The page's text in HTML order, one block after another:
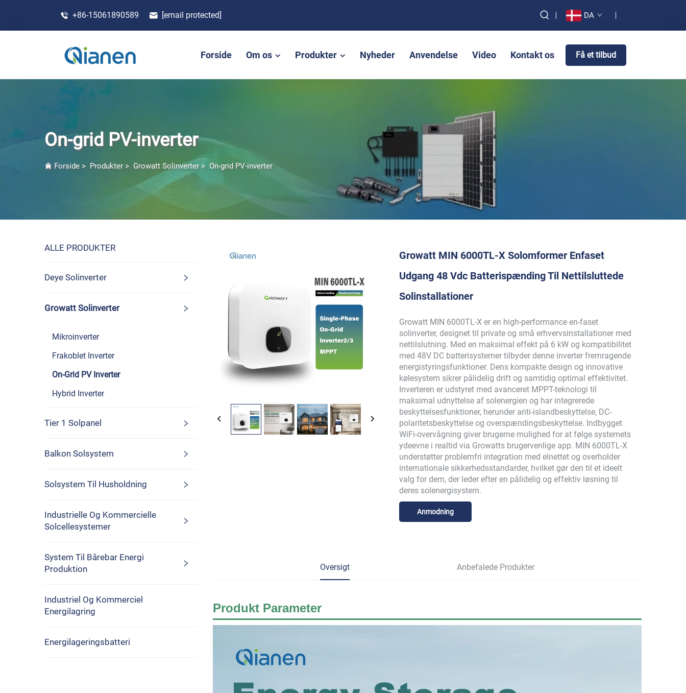
+86-15061890589 [email protected] DA
Forside Om os Produkter Nyheder Anvendelse Video Kontakt os Få et tilbud
On-grid PV-inverter
Forside > Produkter > Growatt Solinverter > On-grid PV-inverter
ALLE PRODUKTER
Deye Solinverter
Growatt Solinverter
Mikroinverter
Frakoblet Inverter
On-Grid PV Inverter
Hybrid Inverter
Tier 1 Solpanel
Balkon Solsystem
Solsystem Til Husholdning
Industrielle Og Kommercielle
Solcellesystemer
System Til Bårebar Energi
Produktion
Industriel Og Kommerciel
Energilagring
Energilageringsbatteri
Growatt MIN 6000TL-X Solomformer Enfaset
Udgang 48 Vdc Batterispænding Til Nettilsluttede
Solinstallationer
Growatt MIN 6000TL-X er en high-performance en-faset
solinverter, designet til private og små erhvervsinstallationer med
nettilslutning. Med en maksimal effekt på 6 kW og kompatibilitet
med 48V DC batterisystemer tilbyder denne inverter fremragende
energistyringsfunktioner. Dens kompakte design og innovative
kølesystem sikrer pålidelig drift og samtidig optimal effektivitet.
Inverteren er udstyret med avanceret MPPT-teknologi til
maksimal udnyttelse af solenergien og har integrerede
beskyttelsesfunktioner, herunder anti-islandbeskyttelse, DC-
polaritetsbeskyttelse og overspændingsbeskyttelse. Indbygget
WiFi-overvågning giver brugerne mulighed for at følge systemets
ydeevne i realtid via Growatts brugervenlige app. MIN 6000TL-X
understøtter problemfri integration med elnettet og overholder
internationale sikkerhedsstandarder, hvilket gør den til et ideelt
valg for dem, der leder efter en pålidelig og effektiv løsning til
deres solenergisystem.
Anmodning
Oversigt Anbefalede Produkter
Produkt Parameter